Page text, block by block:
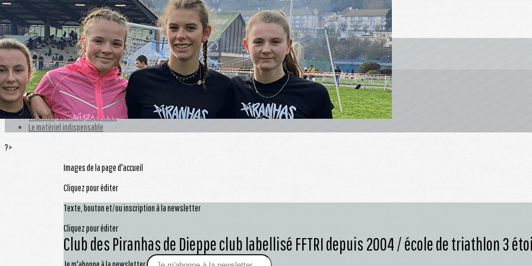
Exporter les lignes sélectionnées
Exporter toutes les colonnes
Exporter uniquement les colonnes affichées
Menu
<
>
Créneaux d'entrainements
Triathlon, Duathlon, Aquathlon
Le matériel indispensable
?>
Images de la page d'accueil
Cliquez pour éditer
Texte, bouton et/ou inscription à la newsletter
Cliquez pour éditer
Club des Piranhas de Dieppe club labellisé FFTRI depuis 2004 / école de triathlon 3